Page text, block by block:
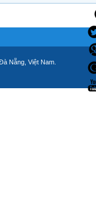
Nẵng, Việt Nam.